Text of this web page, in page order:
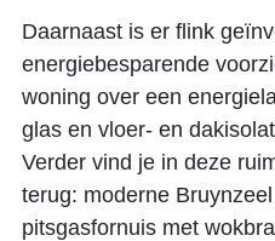
Daarnaast is er flink
energiebesparende
woning over een
glas en vloer- en
Verder vind je in deze
terug: moderne
pitsgasfornuis met